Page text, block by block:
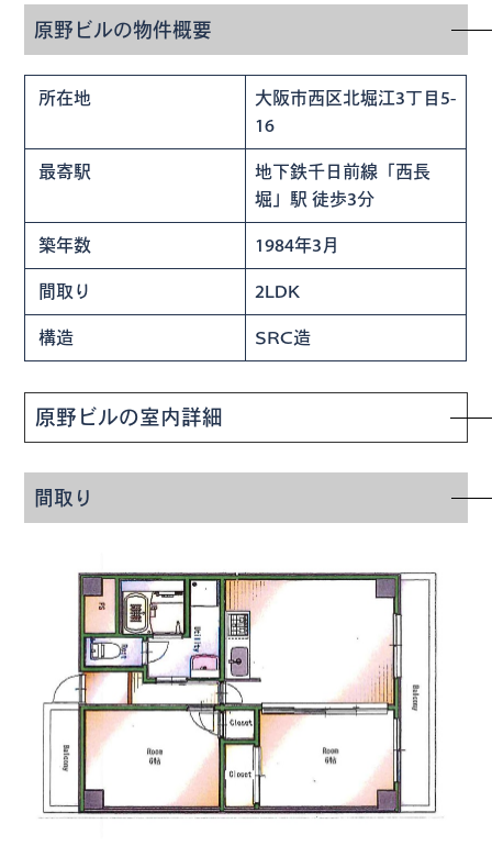
原野ビルの物件概要
所在地
大阪市西区北堀江3丁目5-
16
最寄駅
地下鉄千日前線「西長
堀」駅 徒歩3分
築年数 1984年3月
間取り 2LDK
構造 SRC造
原野ビルの室内詳細
間取り